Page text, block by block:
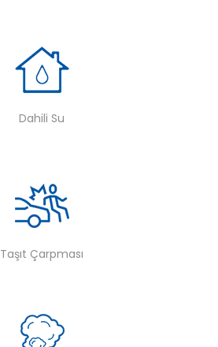
Dahili Su
Taşıt Çarpması